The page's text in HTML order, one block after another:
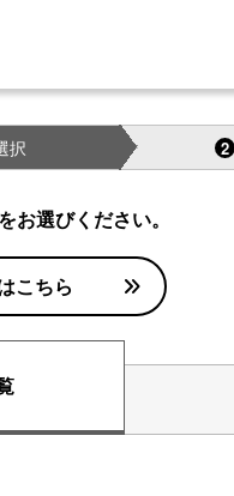
択 2
お選びください。
こちら